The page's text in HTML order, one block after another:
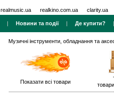
realmusic.ua realkino.com.ua clarity.ua
| Новини та події| Де купити?
Музичні інструменти, обладнання та
Показати всі товари